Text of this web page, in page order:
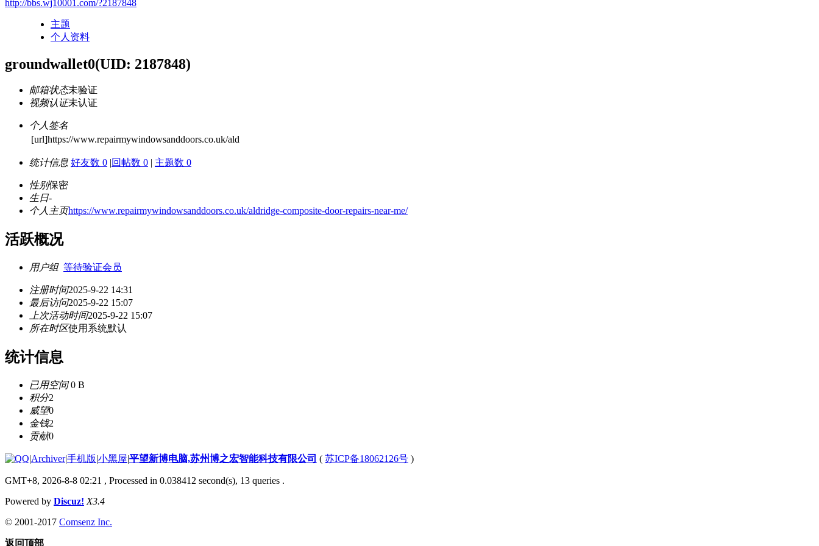
http://bbs.wj10001.com/?2187848
主题
个人资料
groundwallet0(UID: 2187848)
邮箱状态未验证
视频认证未认证
个人签名
[url]https://www.repairmywindowsanddoors.co.uk/ald
统计信息 好友数 0 |回帖数 0 | 主题数 0
性别保密
生日-
个人主页https://www.repairmywindowsanddoors.co.uk/aldridge-composite-door-repairs-near-me/
活跃概况
用户组 等待验证会员
注册时间2025-9-22 14:31
最后访问2025-9-22 15:07
上次活动时间2025-9-22 15:07
所在时区使用系统默认
统计信息
已用空间0 B
积分2
威望0
金钱2
贡献0
|Archiver|手机版|小黑屋|平望新博电脑,苏州博之宏智能科技有限公司 ( 苏ICP备18062126号 )
GMT+8, 2026-8-8 02:21 , Processed in 0.038412 second(s), 13 queries .
Powered by Discuz! X3.4
© 2001-2017 Comsenz Inc.
返回顶部